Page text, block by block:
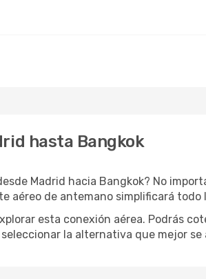
hasta Bangkok
Madrid hacia Bangkok? No
aéreo de antemano simplificará todo
esta conexión aérea. Podrás
la alternativa que mejor